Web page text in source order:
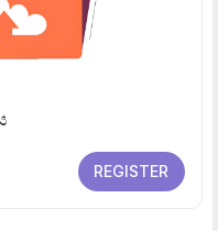
REGISTER